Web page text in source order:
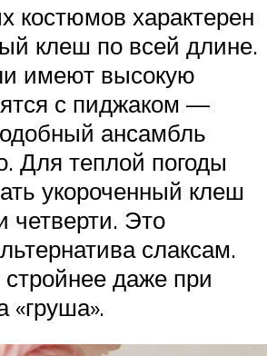
костюмов характерен
клеш по всей длине.
имеют высокую
с пиджаком —
ансамбль
Для теплой погоды
укороченный клеш
четверти. Это
слаксам.
даже при
«груша».